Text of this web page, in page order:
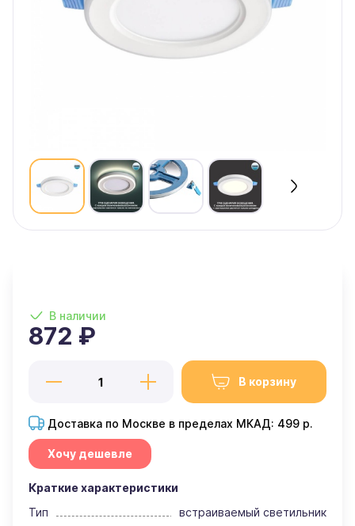
В наличии
872 ₽
В корзину
Доставка по Москве в пределах МКАД: 499 р.
Хочу дешевле
Краткие характеристики
Тип
встраиваемый светильник